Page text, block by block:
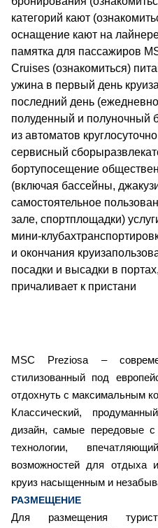
MSC Preziosa –
стилизованный под
отдохнуть с максимальным
Классический,
дизайн, самые передовые с
технологии,
возможностей для отдыха
круиз насыщенным и
РАЗМЕЩЕНИЕ
Для размещения
категорий кают
оснащение кают на
памятка для пассажиров
Cruises (ознакомиться)
ужина в первый день
последний день
полуденный и полуночный
из автоматов
сервисный
бортупосещение
(включая бассейны,
самостоятельное
зале, спортплощадки)
мини-
и окончания
посадки и высадки в
причаливает к пристани